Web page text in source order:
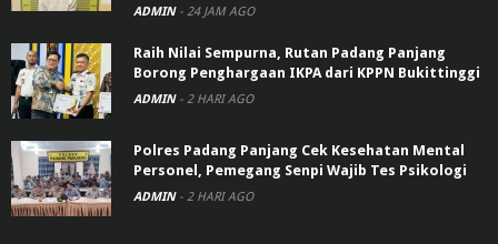
ADMIN - 24 JAM AGO
Raih Nilai Sempurna, Rutan Padang Panjang
Borong Penghargaan IKPA dari KPPN Bukittinggi
ADMIN - 2 HARI AGO
Polres Padang Panjang Cek Kesehatan Mental
Personel, Pemegang Senpi Wajib Tes Psikologi
ADMIN - 2 HARI AGO